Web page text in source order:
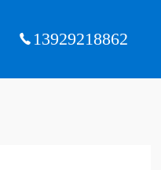
13929218862